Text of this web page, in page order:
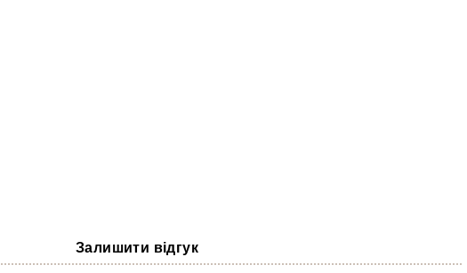
Залишити відгук